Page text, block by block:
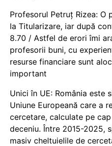
Profesorul Petruț Rizea: O
la Titularizare, iar după
8.70 / Astfel de erori îmi
profesorii buni, cu
resurse financiare sunt
important
Unici în UE: România este
Uniune Europeană care a
cercetare, calculate pe
deceniu. Între 2015-2025,
masiv cheltuielile de